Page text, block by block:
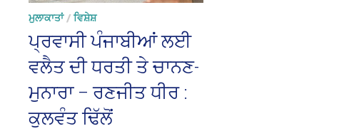
ਮੁਲਾਕਾਤਾਂ/ਵਿਸ਼ੇਸ਼
ਪ੍ਰਵਾਸੀ ਪੰਜਾਬੀਆਂ ਲਈ
ਵਲੈਤ ਦੀ ਧਰਤੀ ਤੇ ਚਾਨਣ-
ਮੁਨਾਰਾ – ਰਣਜੀਤ ਧੀਰ :
ਕੁਲਵੰਤ ਢਿੱਲੋਂ